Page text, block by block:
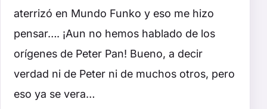
aterrizó en Mundo Funko y eso me hizo
pensar…. ¡Aun no hemos hablado de los
orígenes de Peter Pan! Bueno, a decir
verdad ni de Peter ni de muchos otros, pero
eso ya se vera…